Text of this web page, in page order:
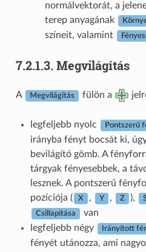
normálvektorát, a
terep anyagának
színeit, valamint
7.2.1.3. Megvilágítás
A Megvilágítás fülön a
legfeljebb nyolc Pontszerű
irányba fényt bocsát ki,
bevilágító gömb. A
tárgyak fényesebbek, a
lesznek. A pontszerű
pozíciója (
X , Y , Z ),
Csillapítása
van
legfeljebb négy
Irányított
fényét utánozza, ami